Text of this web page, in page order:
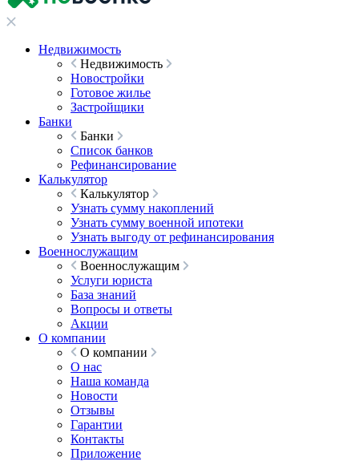
Недвижимость
Недвижимость
Новостройки
Готовое жилье
Застройщики
Банки
Банки
Список банков
Рефинансирование
Калькулятор
Калькулятор
Узнать сумму накоплений
Узнать сумму военной ипотеки
Узнать выгоду от рефинансирования
Военнослужащим
Военнослужащим
Услуги юриста
База знаний
Вопросы и ответы
Акции
О компании
О компании
О нас
Наша команда
Новости
Отзывы
Гарантии
Контакты
Приложение